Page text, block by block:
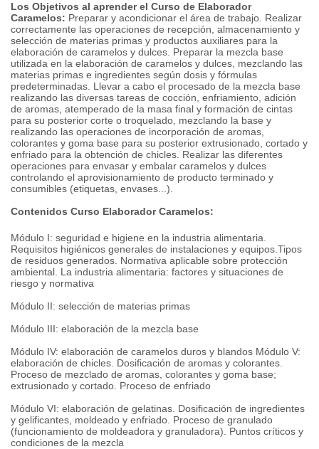
Los Objetivos al aprender el Curso de Elaborador
Caramelos: Preparar y acondicionar el área de trabajo. Realizar
correctamente las operaciones de recepción, almacenamiento y
selección de materias primas y productos auxiliares para la
elaboración de caramelos y dulces. Preparar la mezcla base
utilizada en la elaboración de caramelos y dulces, mezclando las
materias primas e ingredientes según dosis y fórmulas
predeterminadas. Llevar a cabo el procesado de la mezcla base
realizando las diversas tareas de cocción, enfriamiento, adición
de aromas, atemperado de la masa final y formación de cintas
para su posterior corte o troquelado, mezclando la base y
realizando las operaciones de incorporación de aromas,
colorantes y goma base para su posterior extrusionado, cortado y
enfriado para la obtención de chicles. Realizar las diferentes
operaciones para envasar y embalar caramelos y dulces
controlando el aprovisionamiento de producto terminado y
consumibles (etiquetas, envases...).
Contenidos Curso Elaborador Caramelos:
Módulo I: seguridad e higiene en la industria alimentaria.
Requisitos higiénicos generales de instalaciones y equipos.Tipos
de residuos generados. Normativa aplicable sobre protección
ambiental. La industria alimentaria: factores y situaciones de
riesgo y normativa
Módulo II: selección de materias primas
Módulo III: elaboración de la mezcla base
Módulo IV: elaboración de caramelos duros y blandos Módulo V:
elaboración de chicles. Dosificación de aromas y colorantes.
Proceso de mezclado de aromas, colorantes y goma base;
extrusionado y cortado. Proceso de enfriado
Módulo VI: elaboración de gelatinas. Dosificación de ingredientes
y gelificantes, moldeado y enfriado. Proceso de granulado
(funcionamiento de moldeadora y granuladora). Puntos críticos y
condiciones de la mezcla